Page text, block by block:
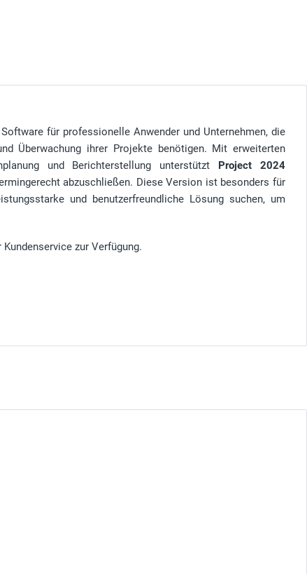
für professionelle Anwender und Unternehmen, die
Überwachung ihrer Projekte benötigen. Mit erweiterten
und Berichterstellung unterstützt Project 2024
abzuschließen. Diese Version ist besonders für
und benutzerfreundliche Lösung suchen, um
zur Verfügung.